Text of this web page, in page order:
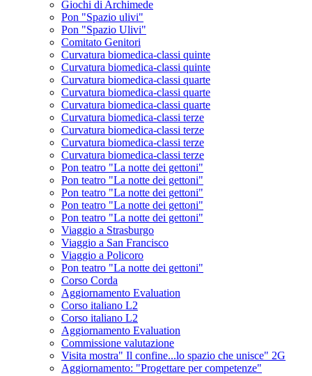
Giochi di Archimede
Pon "Spazio ulivi"
Pon "Spazio Ulivi"
Comitato Genitori
Curvatura biomedica-classi quinte
Curvatura biomedica-classi quinte
Curvatura biomedica-classi quarte
Curvatura biomedica-classi quarte
Curvatura biomedica-classi quarte
Curvatura biomedica-classi terze
Curvatura biomedica-classi terze
Curvatura biomedica-classi terze
Curvatura biomedica-classi terze
Pon teatro "La notte dei gettoni"
Pon teatro "La notte dei gettoni"
Pon teatro "La notte dei gettoni"
Pon teatro "La notte dei gettoni"
Pon teatro "La notte dei gettoni"
Viaggio a Strasburgo
Viaggio a San Francisco
Viaggio a Policoro
Pon teatro "La notte dei gettoni"
Corso Corda
Aggiornamento Evaluation
Corso italiano L2
Corso italiano L2
Aggiornamento Evaluation
Commissione valutazione
Visita mostra" Il confine...lo spazio che unisce" 2G
Aggiornamento: "Progettare per competenze"